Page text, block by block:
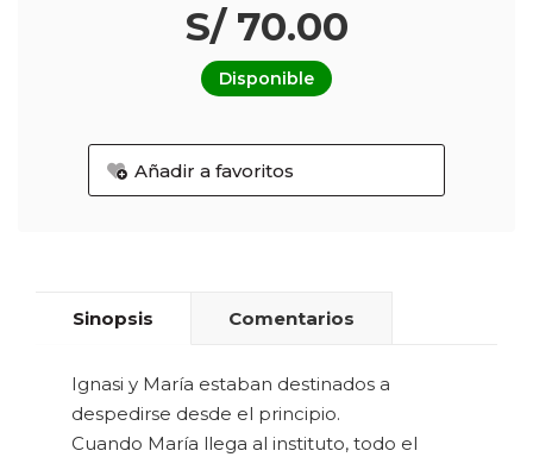
S/ 70.00
Disponible
Añadir a favoritos
Sinopsis Comentarios
Ignasi y María estaban destinados a
despedirse desde el principio.
Cuando María llega al instituto, todo el